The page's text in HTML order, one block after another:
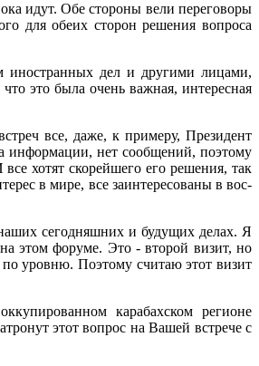
идут. Обе сто­роны вели переговоры
для обеих сторон решения вопроса
иностран­ных дел и другими лицами,
это была очень важная, интересная
все, даже, к примеру, Президент
информации, нет сооб­щений, поэтому
хотят скорейшего его реше­ния, так
в ми­ре, все заинтересованы в вос­
сегодняшних и будущих делах. Я
этом фору­ме. Это - второй визит, но
уровню. Поэ­тому считаю этот визит
карабахском ре­гионе
этот во­прос на Вашей встрече с